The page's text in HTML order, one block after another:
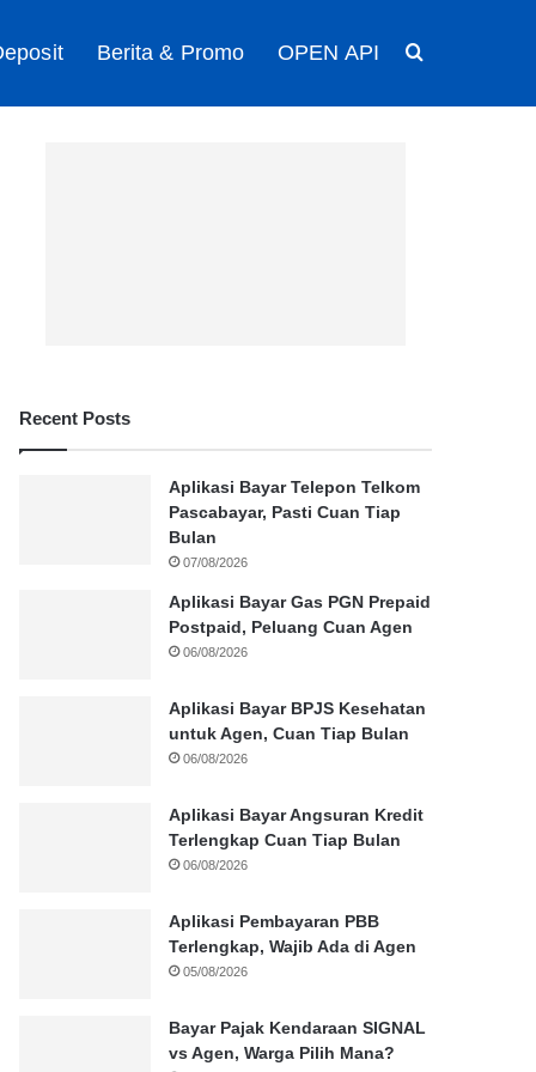
Berita & Promo OPEN API
Recent Posts
Aplikasi Bayar Telepon Telkom
Pascabayar, Pasti Cuan Tiap
Bulan
07/08/2026
Aplikasi Bayar Gas PGN Prepaid
Postpaid, Peluang Cuan Agen
06/08/2026
Aplikasi Bayar BPJS Kesehatan
untuk Agen, Cuan Tiap Bulan
06/08/2026
Aplikasi Bayar Angsuran Kredit
Terlengkap Cuan Tiap Bulan
06/08/2026
Aplikasi Pembayaran PBB
Terlengkap, Wajib Ada di Agen
05/08/2026
Bayar Pajak Kendaraan SIGNAL
vs Agen, Warga Pilih Mana?